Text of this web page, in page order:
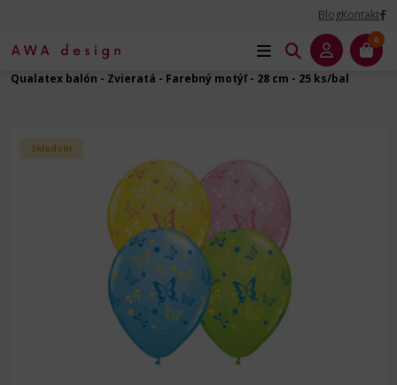
BlogKontakt
0
Balóny na Párty
Qualatex balón - Zvieratá - Farebný motýľ - 28 cm - 25 ks/bal
Skladom